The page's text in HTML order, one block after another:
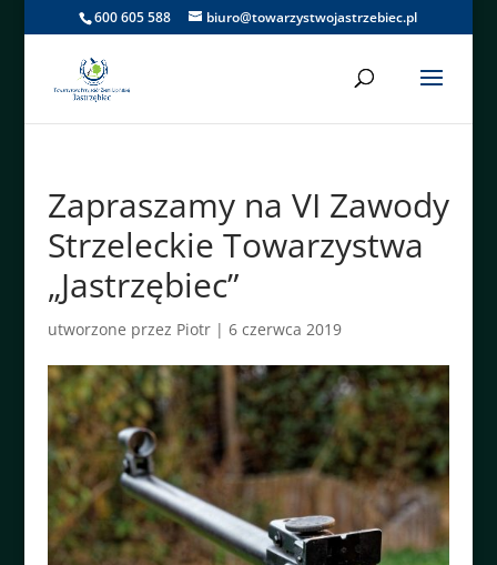
600 605 588 biuro@towarzystwojastrzebiec.pl
Zapraszamy na VI Zawody
Strzeleckie Towarzystwa
„Jastrzębiec”
utworzone przez Piotr| 6 czerwca 2019